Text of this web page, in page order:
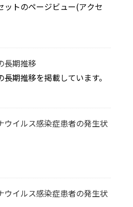
ットのページビュー(アクセ
長期推移
期推移を掲載しています。
ウイルス感染症患者の発生状
ウイルス感染症患者の発生状